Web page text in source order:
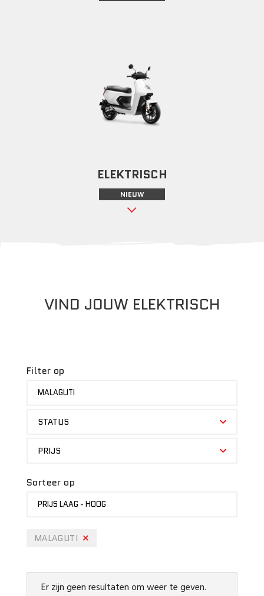
ELEKTRISCH
NIEUW
VIND JOUW ELEKTRISCH
Filter op
MALAGUTI
STATUS
PRIJS
Sorteer op
PRIJS LAAG - HOOG
MALAGUTI
Er zijn geen resultaten om weer te geven.